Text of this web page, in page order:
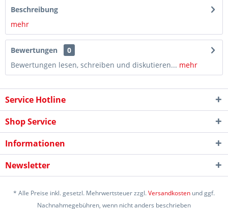
Beschreibung
mehr
Bewertungen
0
Bewertungen lesen, schreiben und diskutieren... mehr
Service Hotline
Shop Service
Informationen
Newsletter
* Alle Preise inkl. gesetzl. Mehrwertsteuer zzgl.Versandkosten und ggf.
Nachnahmegebühren, wenn nicht anders beschrieben